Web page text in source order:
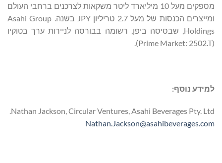
מספקים מעל 10 מיליארד ליטר משקאות לצרכנים ברחבי העולם
ומייצרים הכנסות של מעל 2.7 טריליון JPY בשנה. Asahi Group
Holdings, שבסיסה ביפן, רשומה בבורסה לניירות ערך בטוקיו
(Prime Market: 2502.T).
למידע נוסף:
Nathan Jackson, Circular Ventures, Asahi Beverages Pty. Ltd.
Nathan.Jackson@asahibeverages.com